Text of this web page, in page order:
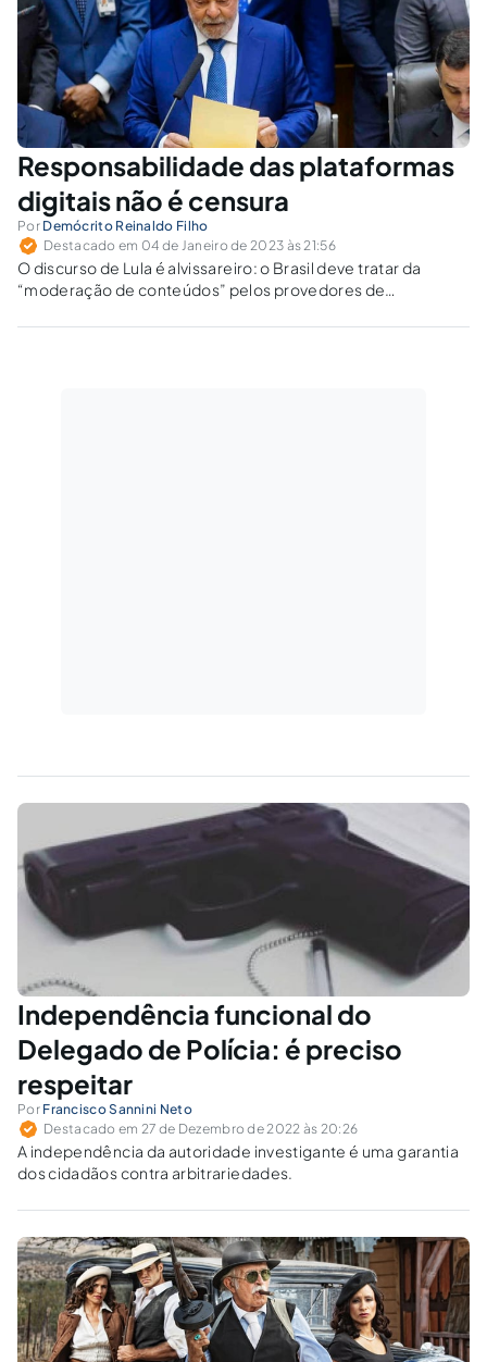
Responsabilidade das plataformas
digitais não é censura
Por Demócrito Reinaldo Filho
Destacado em 04 de Janeiro de 2023 às 21:56
O discurso de Lula é alvissareiro: o Brasil deve tratar da
“moderação de conteúdos” pelos provedores de
Independência funcional do
Delegado de Polícia: é preciso
respeitar
Por Francisco Sannini Neto
Destacado em 27 de Dezembro de 2022 às 20:26
A independência da autoridade investigante é uma garantia
dos cidadãos contra arbitrariedades.